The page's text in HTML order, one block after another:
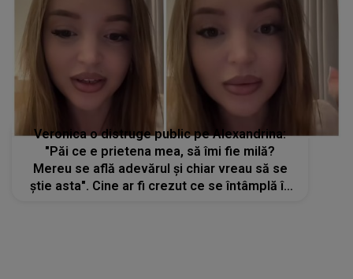
Veronica o distruge public pe Alexandrina:
"Păi ce e prietena mea, să îmi fie milă?
Mereu se află adevărul și chiar vreau să se
știe asta". Cine ar fi crezut ce se întâmplă în